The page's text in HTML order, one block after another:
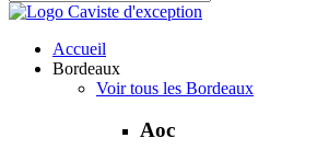
Caviste d'exception
Accueil
Bordeaux
Voir tous les Bordeaux
Aoc